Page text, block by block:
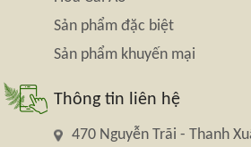
Sản phẩm đặc biệt
Sản phẩm khuyến mại
Thông tin liên hệ
470 Nguyễn Trãi - Thanh